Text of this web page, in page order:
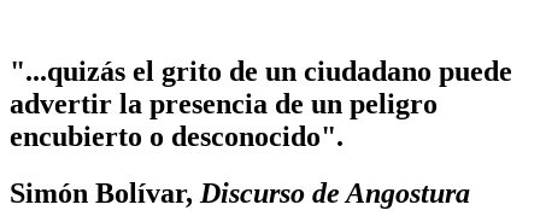
contenido
"...quizás el grito de un ciudadano puede
advertir la presencia de un peligro
encubierto o desconocido".
Simón Bolívar, Discurso de Angostura